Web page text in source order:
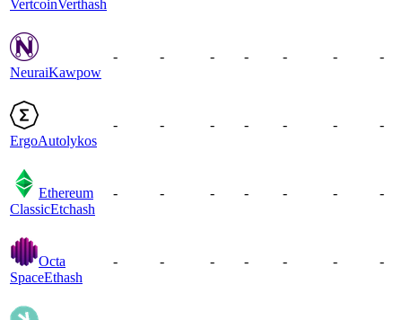
VertcoinVerthash
NeuraiKawpow
- - - - - - -
ErgoAutolykos
- - - - - - -
Ethereum
ClassicEtchash
- - - - - - -
Octa
SpaceEthash
- - - - - - -